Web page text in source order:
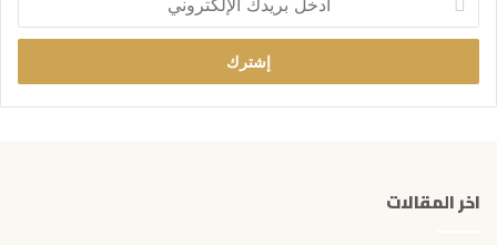
خ
ب
ر
اخر المقالات